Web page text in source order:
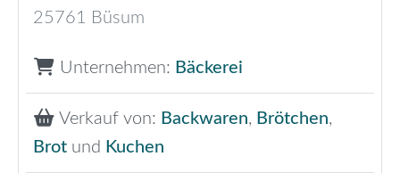
25761 Büsum
Unternehmen: Bäckerei
Verkauf von: Backwaren, Brötchen,
Brot und Kuchen